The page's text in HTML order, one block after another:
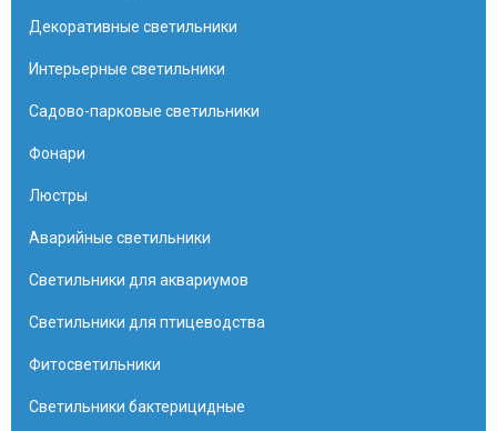
Декоративные светильники
Интерьерные светильники
Садово-парковые светильники
Фонари
Люстры
Аварийные светильники
Светильники для аквариумов
Светильники для птицеводства
Фитосветильники
Светильники бактерицидные